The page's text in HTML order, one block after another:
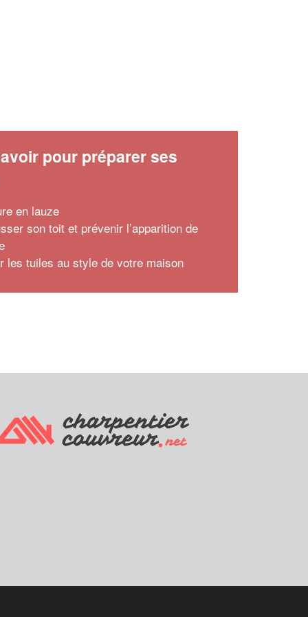
pour préparer ses
en lauze
son toit et prévenir l’apparition de
les tuiles au style de votre maison